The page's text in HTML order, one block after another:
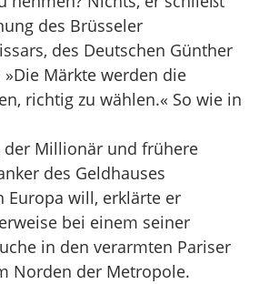
des Brüsseler
des Deutschen Günther
Märkte werden die
richtig zu wählen.« So wie in
der Millionär und frühere
des Geldhauses
Europa will, erklärte er
bei einem seiner
in den verarmten Pariser
Norden der Metropole.